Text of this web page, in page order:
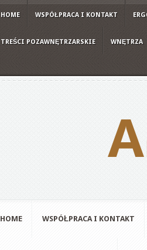
HOME WSPÓŁPRACA I KONTAKT
TREŚCI POZAWNĘTRZARSKIE WNĘTRZA
HOME WSPÓŁPRACA I KONTAKT